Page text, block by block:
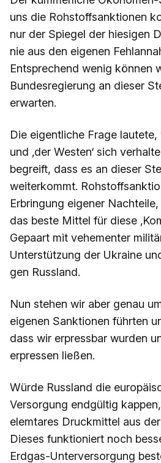
uns die Rohstoffsanktionen
nur der Spiegel der hiesigen
nie aus den eigenen
Entsprechend wenig können
Bundesregierung an dieser
erwarten.
Die eigentliche Frage lautete,
und ‚der Westen‘ sich
begreift, dass es an dieser
weiterkommt.
Erbringung eigener
das beste Mittel für diese
Gepaart mit vehementer
Unterstützung der Ukraine
gen Russland.
Nun stehen wir aber genau
eigenen Sanktionen führten
dass wir erpressbar wurden
erpressen ließen.
Würde Russland die
Versorgung endgültig
elemtares Druckmittel aus
Dieses funktioniert noch
Erdgas-Unterversorgung